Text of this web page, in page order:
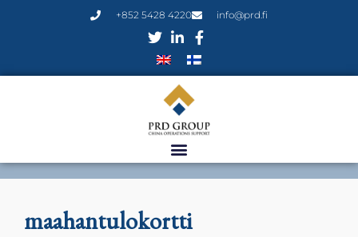
+852 5428 4220 info@prd.fi
maahantulokortti